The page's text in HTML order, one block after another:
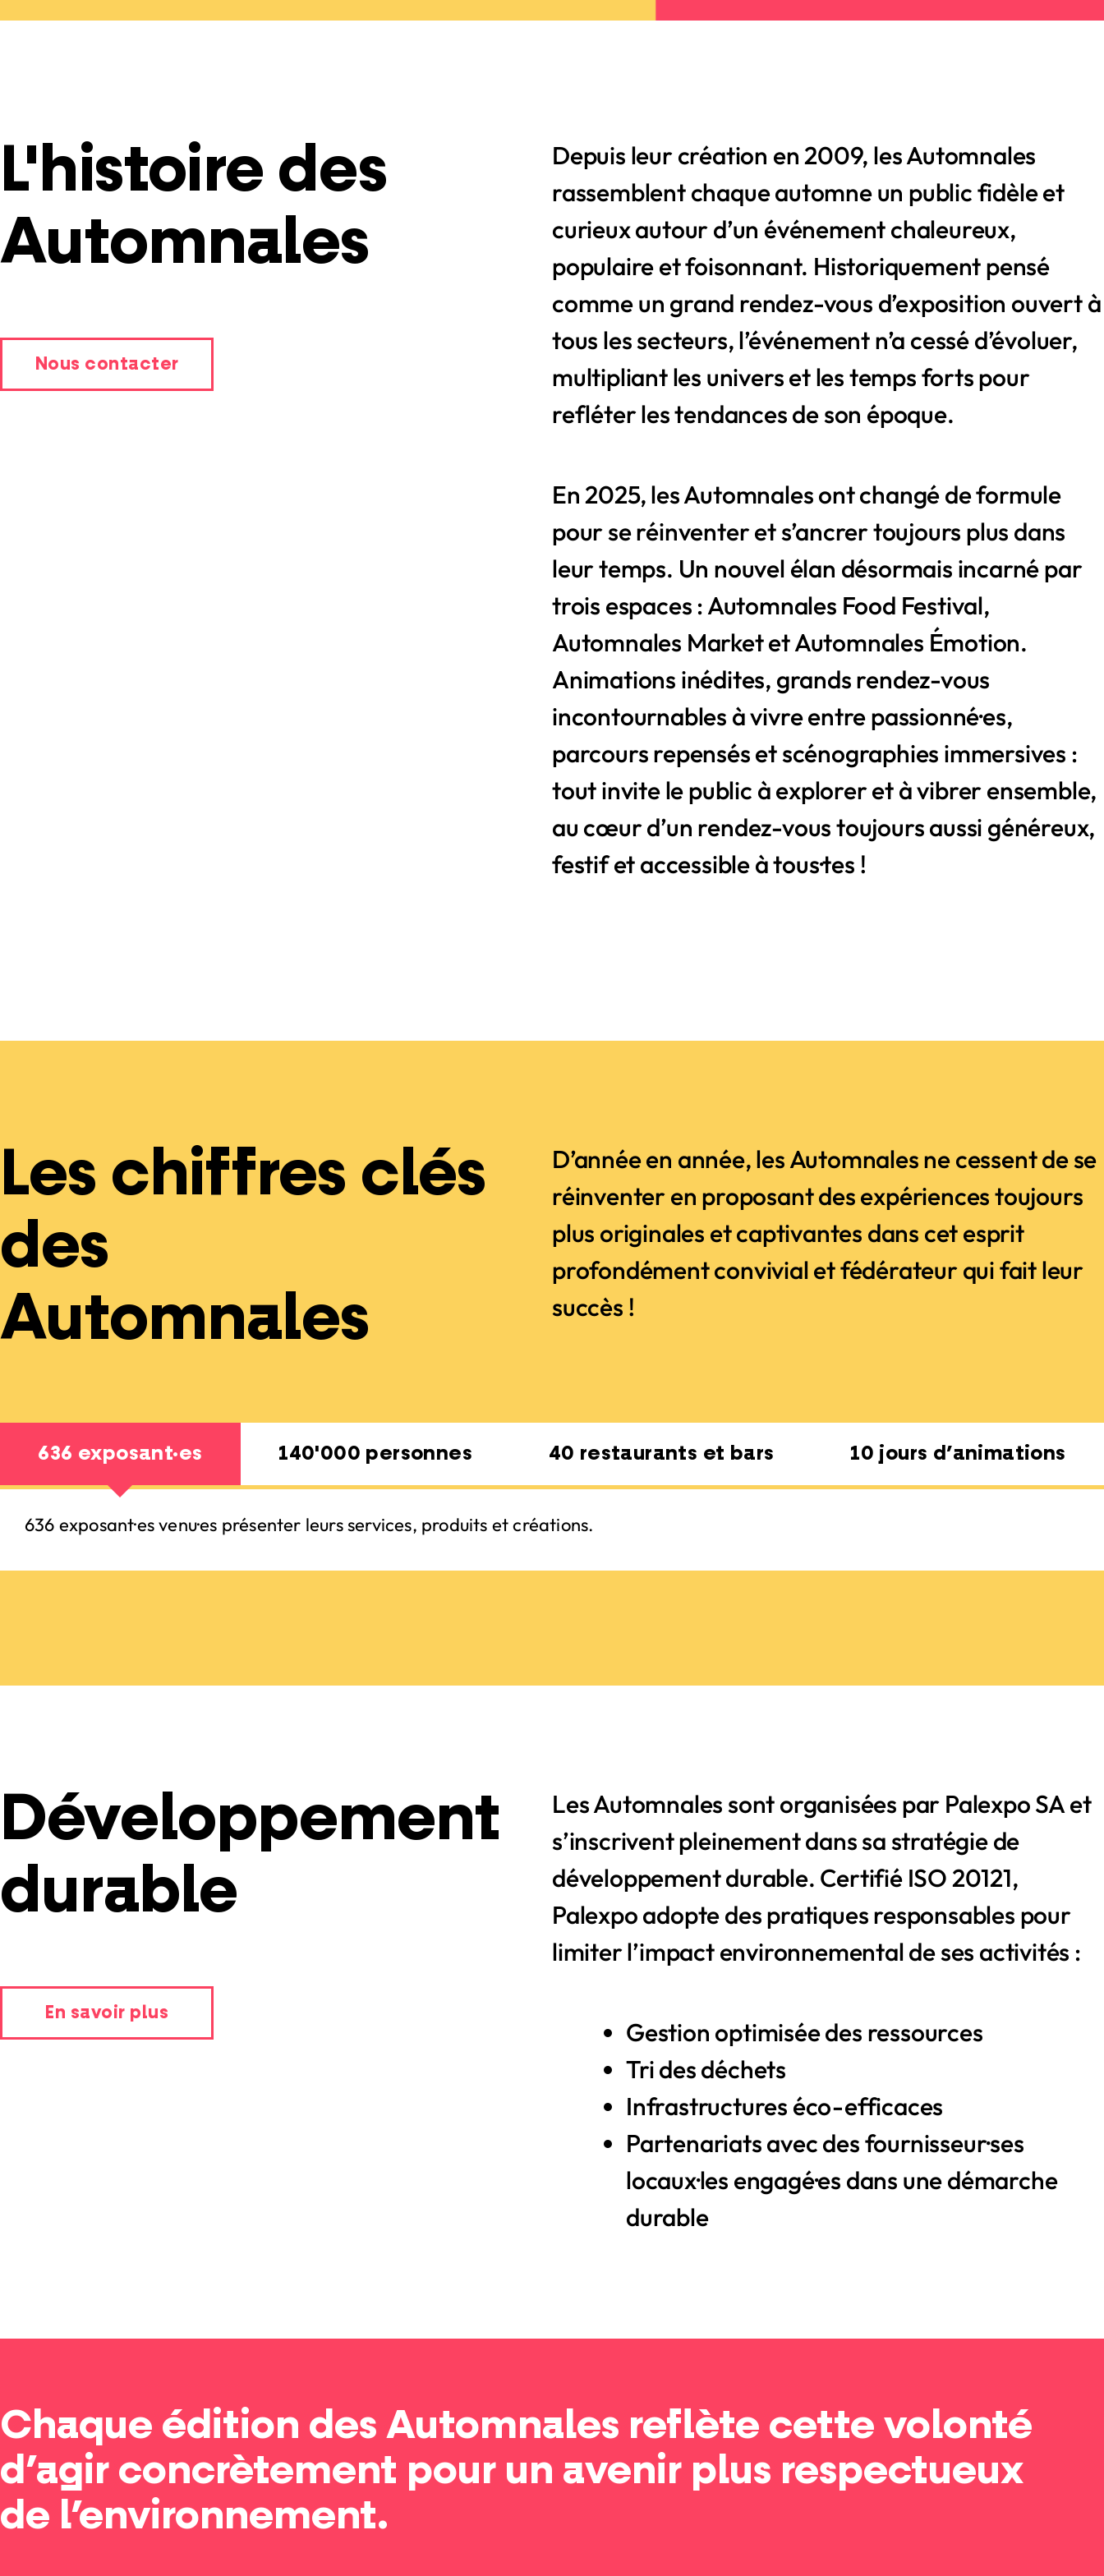
L'histoire des
Automnales
Nous contacter
Depuis leur création en 2009, les Automnales
rassemblent chaque automne un public fidèle et
curieux autour d’un événement chaleureux,
populaire et foisonnant. Historiquement pensé
comme un grand rendez-vous d’exposition ouvert à
tous les secteurs, l’événement n’a cessé d’évoluer,
multipliant les univers et les temps forts pour
refléter les tendances de son époque.
En 2025, les Automnales ont changé de formule
pour se réinventer et s’ancrer toujours plus dans
leur temps. Un nouvel élan désormais incarné par
trois espaces : Automnales Food Festival,
Automnales Market et Automnales Émotion.
Animations inédites, grands rendez-vous
incontournables à vivre entre passionné·es,
parcours repensés et scénographies immersives :
tout invite le public à explorer et à vibrer ensemble,
au cœur d’un rendez-vous toujours aussi généreux,
festif et accessible à tous·tes !
Les chiffres clés
des
Automnales
D’année en année, les Automnales ne cessent de se
réinventer en proposant des expériences toujours
plus originales et captivantes dans cet esprit
profondément convivial et fédérateur qui fait leur
succès !
636 exposant·es 140'000 personnes 40 restaurants et bars 10 jours d’animations
636 exposant·es venu·es présenter leurs services, produits et créations.
Développement
durable
En savoir plus
Les Automnales sont organisées par Palexpo SA et
s’inscrivent pleinement dans sa stratégie de
développement durable. Certifié ISO 20121,
Palexpo adopte des pratiques responsables pour
limiter l’impact environnemental de ses activités :
Gestion optimisée des ressources
Tri des déchets
Infrastructures éco-efficaces
Partenariats avec des fournisseur·ses
locaux·les engagé·es dans une démarche
durable
Chaque édition des Automnales reflète cette volonté
d’agir concrètement pour un avenir plus respectueux
de l’environnement.